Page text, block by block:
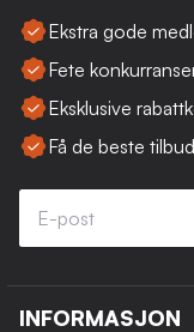
Ekstra gode
Fete
Eksklusive
Få de beste
INFORMASJON